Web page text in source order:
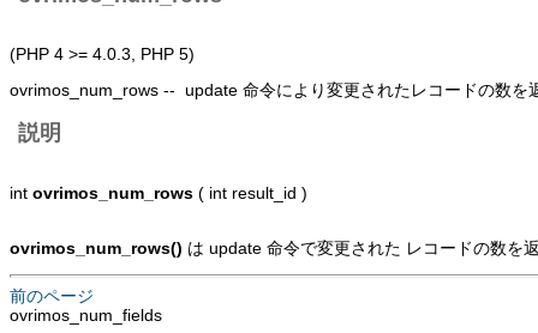
(PHP 4 >= 4.0.3, PHP 5)
ovrimos_num_rows -- update 命令により変更されたレコードの数を
説明
int ovrimos_num_rows ( int result_id )
ovrimos_num_rows() は update 命令で変更された レコードの数を
前のページ
ovrimos_num_fields